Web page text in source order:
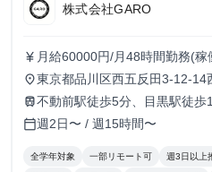
株式会社GARO
currency_yen 月給60000円/月48時間勤務(稼
トすれば、学生でも圧倒的な
す！
place東京都品川区西五反田3-12-14
train不動前駅徒歩5分、目黒駅徒歩
calendar_today週2日〜 / 週15時間〜
全学年対象 一部リモート可 週3日以上